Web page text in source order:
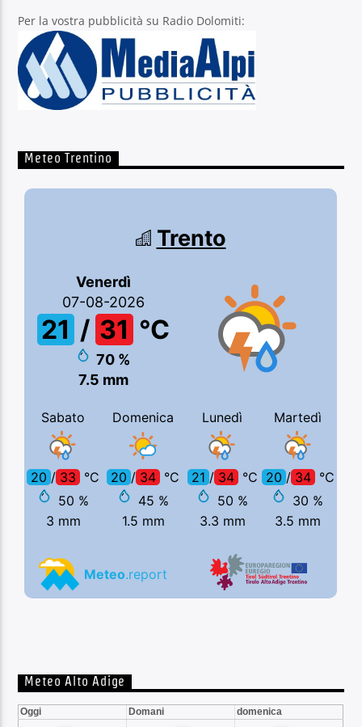
Per la vostra pubblicità su Radio Dolomiti:
Meteo Trentino
Meteo Alto Adige
Oggi Domani domenica